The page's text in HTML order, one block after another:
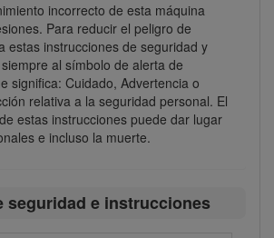
incorrecto de esta máquina
Para reducir el peligro de
estas instrucciones de seguridad y
al símbolo de alerta de
significa: Cuidado, Advertencia o
relativa a la seguridad personal. El
estas instrucciones puede dar lugar
e incluso la muerte.
seguridad e instrucciones